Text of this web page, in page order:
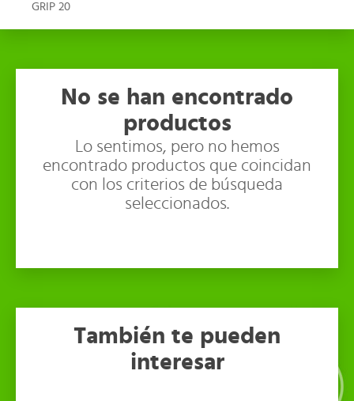
GRIP 20
No se han encontrado
productos
Lo sentimos, pero no hemos
encontrado productos que coincidan
con los criterios de búsqueda
seleccionados.
También te pueden
interesar